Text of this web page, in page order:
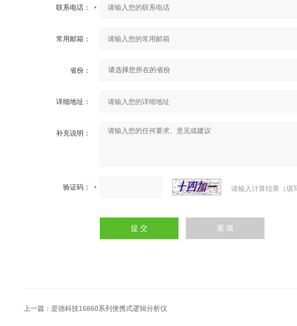
联系电话：
常用邮箱：
省份：
详细地址：
补充说明：
验证码： 请输入计算结果（填
上一篇：是德科技16860系列便携式逻辑分析仪